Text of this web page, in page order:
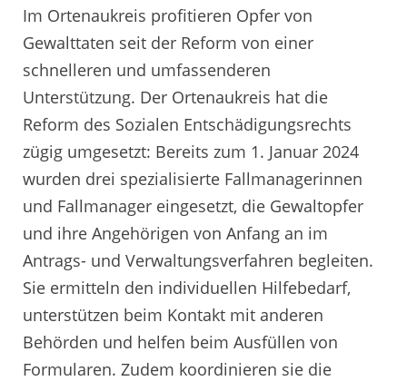
Im Ortenaukreis profitieren Opfer von
Gewalttaten seit der Reform von einer
schnelleren und umfassenderen
Unterstützung. Der Ortenaukreis hat die
Reform des Sozialen Entschädigungsrechts
zügig umgesetzt: Bereits zum 1. Januar 2024
wurden drei spezialisierte Fallmanagerinnen
und Fallmanager eingesetzt, die Gewaltopfer
und ihre Angehörigen von Anfang an im
Antrags- und Verwaltungsverfahren begleiten.
Sie ermitteln den individuellen Hilfebedarf,
unterstützen beim Kontakt mit anderen
Behörden und helfen beim Ausfüllen von
Formularen. Zudem koordinieren sie die